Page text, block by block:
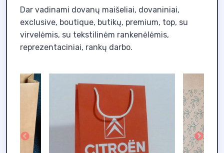
Dar vadinami dovanų maišeliai, dovaniniai,
exclusive, boutique, butikų, premium, top, su
virvelėmis, su tekstilinėm rankenėlėmis,
reprezentaciniai, rankų darbo.